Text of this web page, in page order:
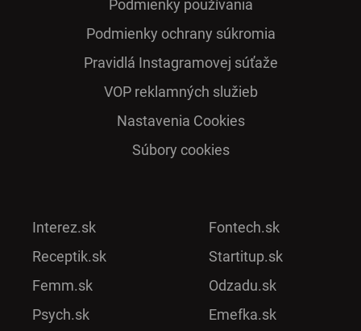
Podmienky používania
Podmienky ochrany súkromia
Pra­vidlá Ins­ta­gra­mo­vej sú­ťaže
VOP reklamných služieb
Nastavenia Cookies
Súbory cookies
Interez.sk
Receptik.sk
Femm.sk
Psych.sk
Fontech.sk
Startitup.sk
Odzadu.sk
Emefka.sk